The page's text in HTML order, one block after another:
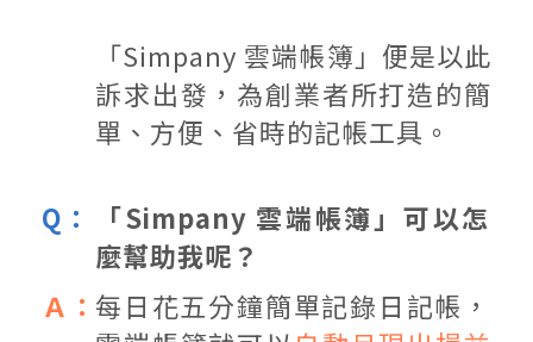
「Simpany 雲端帳簿」便是以此
訴求出發，為創業者所打造的簡
單、方便、省時的記帳工具。
「Simpany 雲端帳簿」可以怎
麼幫助我呢？
每日花五分鐘簡單記錄日記帳，